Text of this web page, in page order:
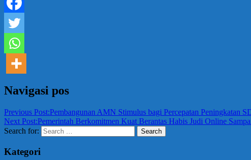
Navigasi pos
Previous Post:Pembangunan AMN Stimulus bagi Percepatan Peningkatan
Next Post:Pemerintah Berkomitmen Kuat Berantas Habis Judi Online
Search for:
Search
Kategori